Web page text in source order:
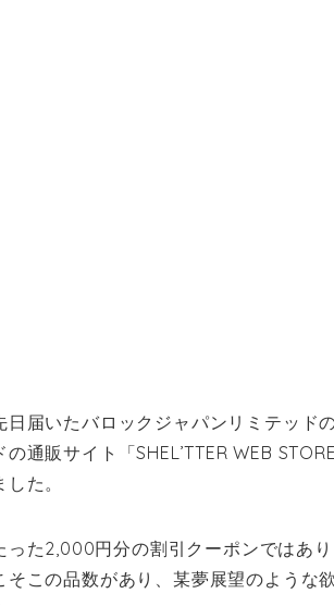
日届いたバロックジャパンリミテッド
の通販サイト「SHEL’TTER WEB
した。
った2,000円分の割引クーポンではあ
そこの品数があり、某夢展望のような